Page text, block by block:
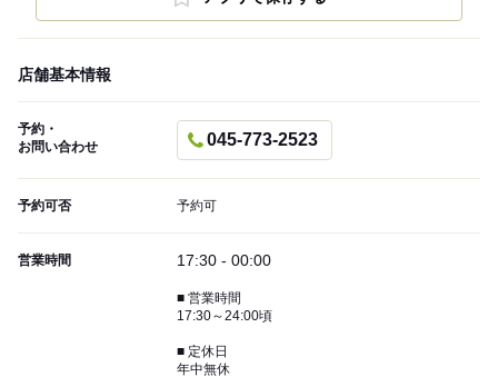
店舗基本情報
予約・
お問い合わせ
045-773-2523
予約可否 予約可
営業時間 17:30 - 00:00
■ 営業時間
17:30～24:00頃
■ 定休日
年中無休